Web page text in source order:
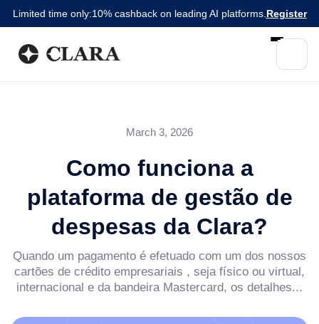
Limited time only:10% cashback on leading AI platforms. Register
March 3, 2026
Como funciona a
plataforma de gestão de
despesas da Clara?
Quando um pagamento é efetuado com um dos nossos
cartões de crédito empresariais , seja físico ou virtual,
internacional e da bandeira Mastercard, os detalhes...